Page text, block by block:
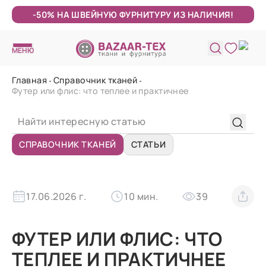
-50% НА ШВЕЙНУЮ ФУРНИТУРУ ИЗ НАЛИЧИЯ!
МЕНЮ
Главная
Справочник тканей
Футер или флис: что теплее и практичнее
СПРАВОЧНИК ТКАНЕЙ СТАТЬИ
17.06.2026 г. 10 мин. 39
ФУТЕР ИЛИ ФЛИС: ЧТО
ТЕПЛЕЕ И ПРАКТИЧНЕЕ